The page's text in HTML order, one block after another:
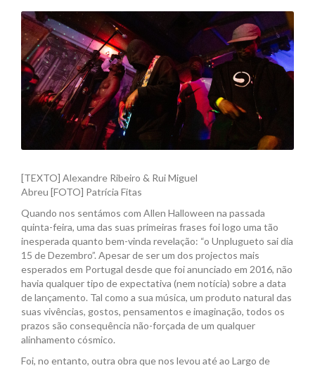
ao
RIMAS
&
BATIDAS
[TEXTO] Alexandre Ribeiro & Rui Miguel
Abreu [FOTO] Patrícia Fitas
Quando nos sentámos com Allen Halloween na passada
quinta-feira, uma das suas primeiras frases foi logo uma tão
inesperada quanto bem-vinda revelação: “o Unplugueto sai dia
15 de Dezembro”. Apesar de ser um dos projectos mais
esperados em Portugal desde que foi anunciado em 2016, não
havia qualquer tipo de expectativa (nem notícia) sobre a data
de lançamento. Tal como a sua música, um produto natural das
suas vivências, gostos, pensamentos e imaginação, todos os
prazos são consequência não-forçada de um qualquer
alinhamento cósmico.
Foi, no entanto, outra obra que nos levou até ao Largo de